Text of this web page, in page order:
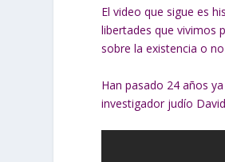
El video que sigue es
libertades que vivimos
sobre la existencia o
Han pasado 24 años
investigador judío